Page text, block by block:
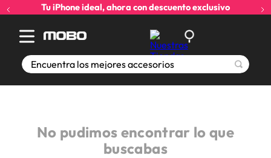
Tu iPhone ideal, ahora con descuento exclusivo
Encuentra los mejores accesorios
No pudimos encontrar lo que
buscabas